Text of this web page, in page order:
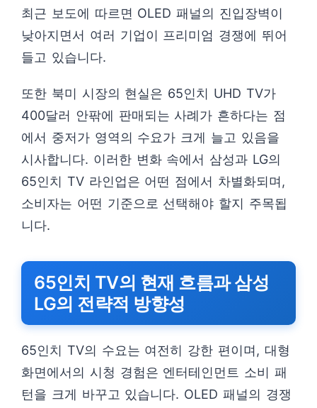
최근 보도에 따르면 OLED 패널의 진입장벽이
낮아지면서 여러 기업이 프리미엄 경쟁에 뛰어
들고 있습니다.
또한 북미 시장의 현실은 65인치 UHD TV가
400달러 안팎에 판매되는 사례가 흔하다는 점
에서 중저가 영역의 수요가 크게 늘고 있음을
시사합니다. 이러한 변화 속에서 삼성과 LG의
65인치 TV 라인업은 어떤 점에서 차별화되며,
소비자는 어떤 기준으로 선택해야 할지 주목됩
니다.
65인치 TV의 현재 흐름과 삼성
LG의 전략적 방향성
65인치 TV의 수요는 여전히 강한 편이며, 대형
화면에서의 시청 경험은 엔터테인먼트 소비 패
턴을 크게 바꾸고 있습니다. OLED 패널의 경쟁